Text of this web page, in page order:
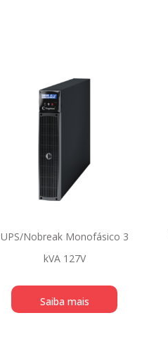
UPS/Nobreak Monofásico 3
kVA 127V
Saiba mais